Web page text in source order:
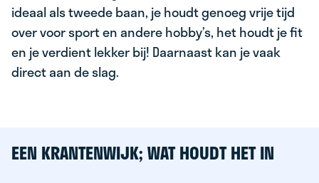
ideaal als tweede baan, je houdt genoeg vrije tijd
over voor sport en andere hobby’s, het houdt je fit
en je verdient lekker bij! Daarnaast kan je vaak
direct aan de slag.
EEN KRANTENWIJK; WAT HOUDT HET IN